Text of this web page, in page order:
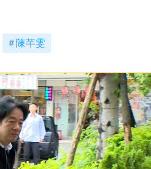
陳芊雯